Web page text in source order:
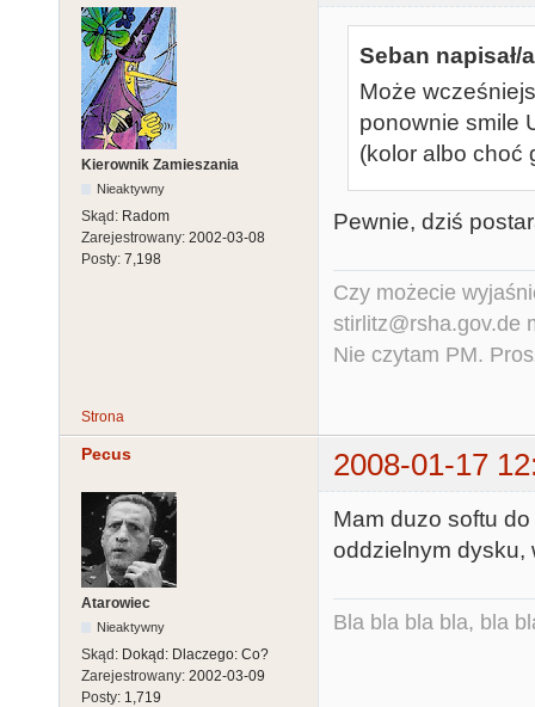
Kierownik Zamieszania
Nieaktywny
Skąd: Radom
Zarejestrowany: 2002-03-08
Posty: 7,198
Seban napisał/
Może
ponownie smile
(kolor albo choć
Pewnie, dziś
Czy możecie
stirlitz@rsha.gov.de
Nie czytam PM.
Strona
Pecus 2008-01-17
Atarowiec
Nieaktywny
Skąd: Dokąd: Dlaczego: Co?
Zarejestrowany: 2002-03-09
Posty: 1,719
Mam duzo softu
oddzielnym dysku,
Bla bla bla bla, bla